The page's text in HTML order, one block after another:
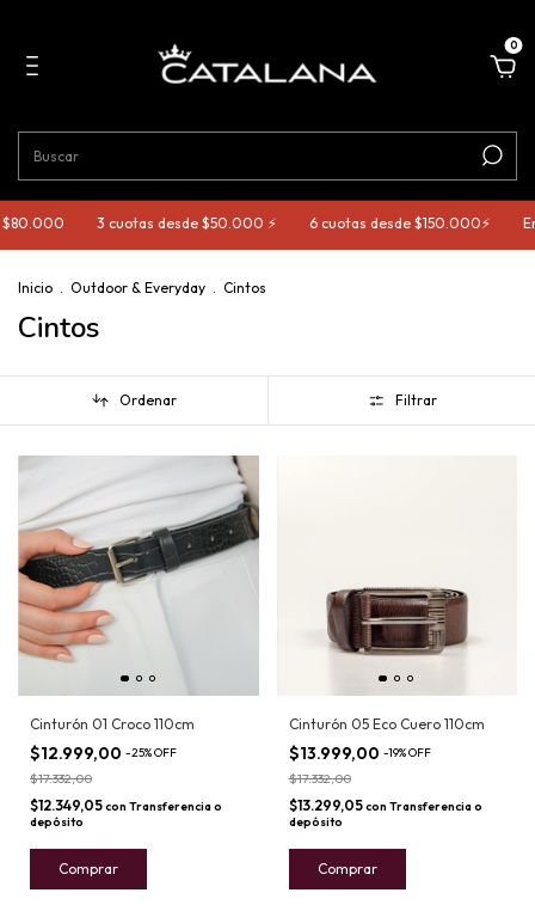
0
3 cuotas desde $50.000 ⚡️ 6 cuotas desde $150.000⚡️
Inicio . Outdoor & Everyday . Cintos
Cintos
Ordenar Filtrar
Cinturón 01 Croco 110cm
$12.999,00 -25%OFF
$17.332,00
$12.349,05con Transferencia o
depósito
Comprar
Cinturón 05 Eco Cuero 110cm
$13.999,00 -19%OFF
$17.332,00
$13.299,05con Transferencia o
depósito
Comprar